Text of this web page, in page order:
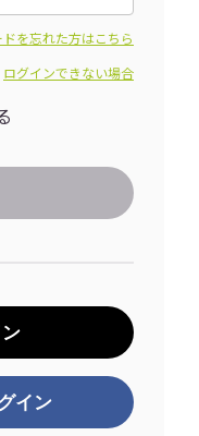
ドを忘れた方はこちら
ログインできない場合
イン